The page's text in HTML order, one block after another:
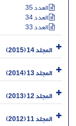
العدد 35
العدد 34
العدد 33
المجلد 14 (2015)
المجلد 13 (2014)
المجلد 12 (2013)
المجلد 11 (2012)